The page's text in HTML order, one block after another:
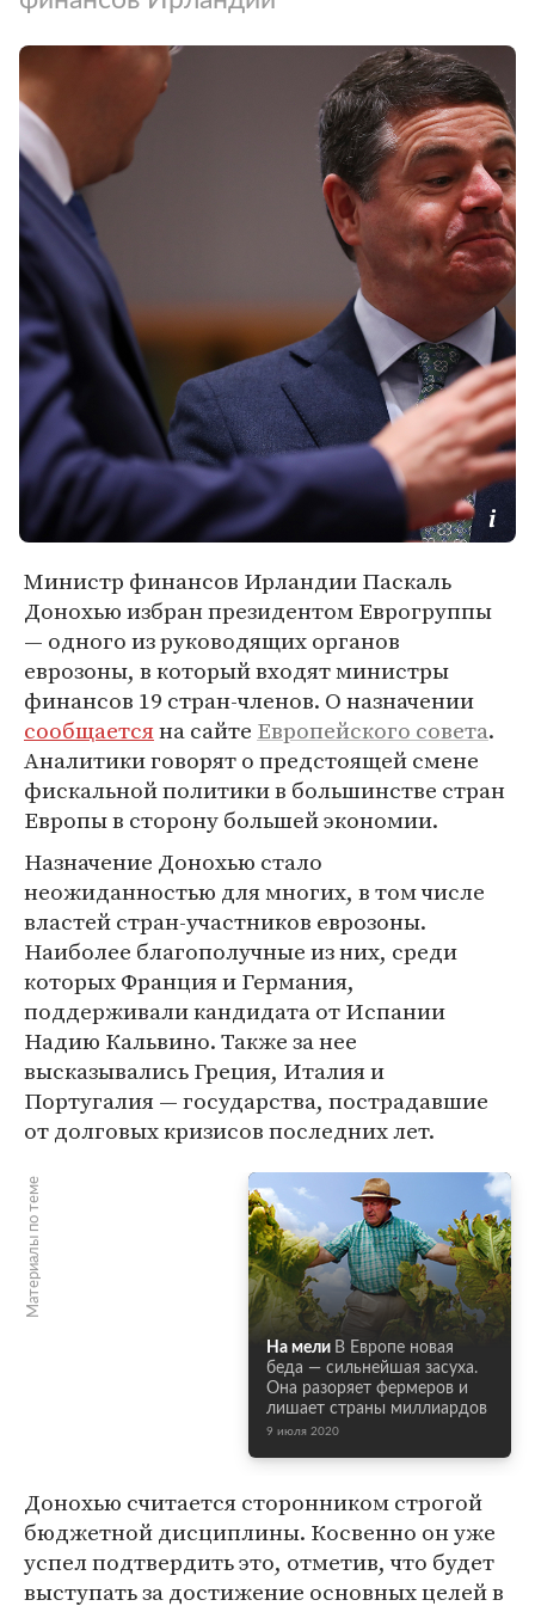
Министр финансов Ирландии Паскаль
Донохью избран президентом Еврогруппы
— одного из руководящих органов
еврозоны, в который входят министры
финансов 19 стран-членов. О назначении
сообщаетсяна сайте Европейского совета.
Аналитики говорят о предстоящей смене
фискальной политики в большинстве стран
Европы в сторону большей экономии.
Назначение Донохью стало
неожиданностью для многих, в том числе
властей стран-участников еврозоны.
Наиболее благополучные из них, среди
которых Франция и Германия,
поддерживали кандидата от Испании
Надию Кальвино. Также за нее
высказывались Греция, Италия и
Португалия — государства, пострадавшие
от долговых кризисов последних лет.
Материалы по теме
На мели В Европе новая
беда — сильнейшая засуха.
Она разоряет фермеров и
лишает страны миллиардов
9 июля 2020
Донохью считается сторонником строгой
бюджетной дисциплины. Косвенно он уже
успел подтвердить это, отметив, что будет
выступать за достижение основных целей в